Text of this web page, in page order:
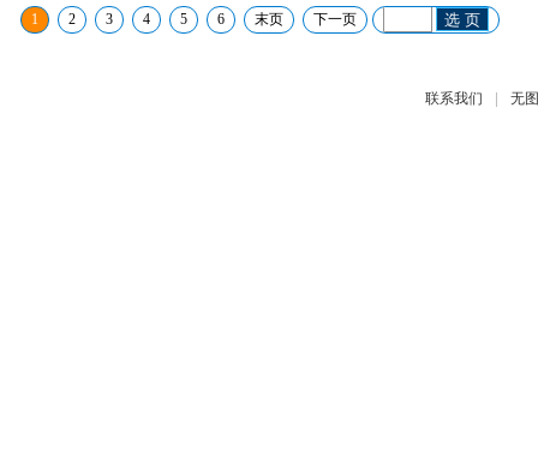
1 2 3 4 5 6 末页 下一页 选 页
联系我们 | 无